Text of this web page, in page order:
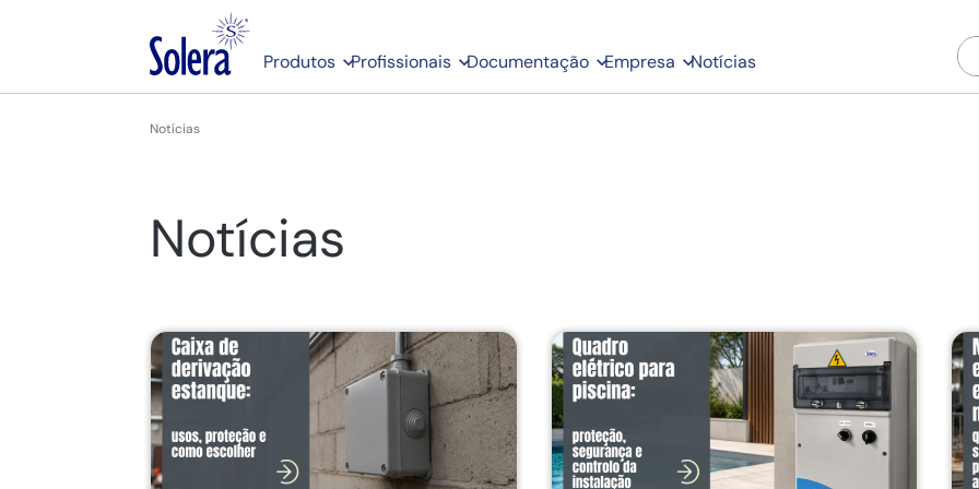
Produtos Profissionais Documentação Empresa Notícias
Notícias
Notícias